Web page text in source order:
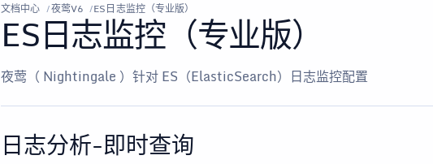
文档中心 夜莺V6 ES日志监控（专业版）
ES日志监控（专业版）
夜莺（ Nightingale ）针对 ES（ElasticSearch）日志监控配置
日志分析-即时查询